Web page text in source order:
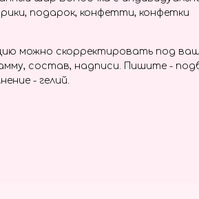
подарок, конфетти, конфетки
можно скорректировать под
состав, надписи. Пишите -
- гелий.